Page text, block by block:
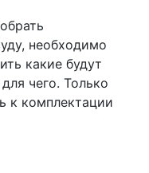
необходимо
какие будут
чего. Только
к комплектации